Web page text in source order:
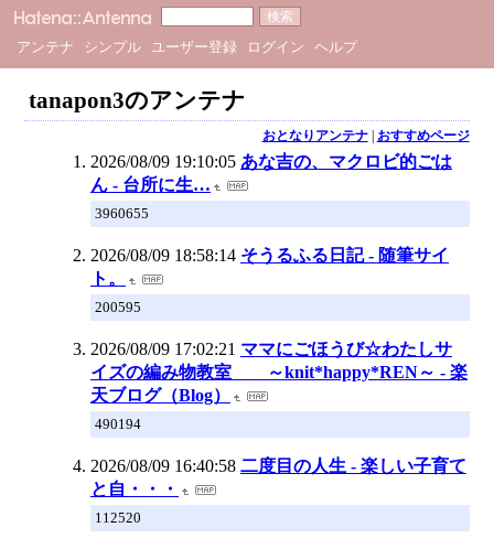
アンテナ シンプル ユーザー登録 ログイン ヘルプ
tanapon3のアンテナ
おとなりアンテナ| おすすめページ
2026/08/09 19:10:05 あな吉の、マクロビ的ごは
ん - 台所に生…
3960655
2026/08/09 18:58:14 そうるふる日記 - 随筆サイ
ト。
200595
2026/08/09 17:02:21 ママにごほうび☆わたしサ
イズの編み物教室 ～knit*happy*REN～ - 楽
天ブログ（Blog）
490194
2026/08/09 16:40:58 二度目の人生 - 楽しい子育て
と自・・・
112520